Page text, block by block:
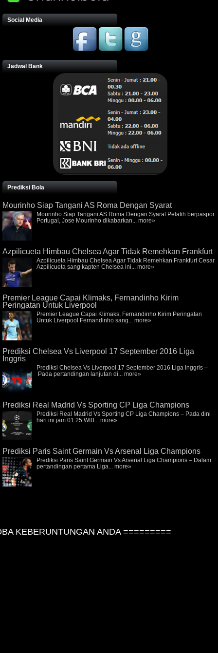
Social Media
Jadwal Bank
Prediksi Bola
Mourinho Siap Tangani AS Roma Dengan Syarat
Mourinho Siap Tangani AS Roma Dengan Syarat Pelatih berpaspor
Portugal, Jose Mourinho dikabarkan... more»
Azpilicueta Himbau Chelsea Agar Tidak Remehkan Frankfurt
Azpilicueta Himbau Chelsea Agar Tidak Remehkan Frankfurt Cesar
Azpilicueta sang kapten Chelsea ini... more»
Premier League Capai Klimaks, Fernandinho Kirim
Peringatan Untuk Liverpool
Premier League Capai Klimaks, Fernandinho Kirim Peringatan
Untuk Liverpool Fernandinho sang... more»
Prediksi Chelsea Vs Liverpool 17 September 2016 Liga
Inggris
Prediksi Chelsea Vs Liverpool 17 September 2016 Liga Inggris –
Pada pertandingan lanjutan di... more»
Prediksi Real Madrid Vs Sporting CP Liga Champions
Prediksi Real Madrid Vs Sporting CP Liga Champions – Pada dini
hari ini jam 01:25 WIB... more»
Prediksi Paris Saint Germain Vs Arsenal Liga Champions
Prediksi Paris Saint Germain Vs Arsenal Liga Champions – Dalam
pertandingan pertama Liga... more»
KEBERUNTUNGAN ANDA =========